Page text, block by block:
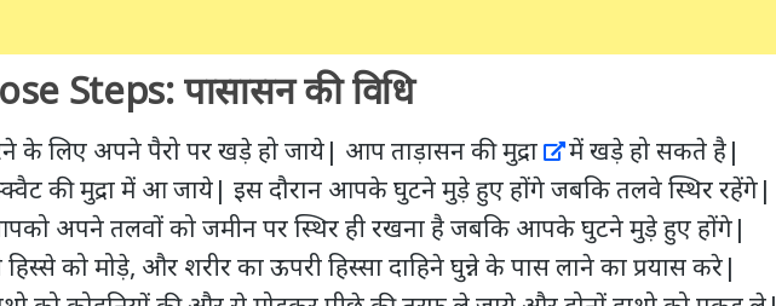
Steps: पासासन की विधि
के लिए अपने पैरो पर खड़े हो जाये| आपताड़ासन की मुद्रा
में खड़े हो सकते है|
की मुद्रा में आ जाये| इस दौरान आपके घुटने मुड़े हुए होंगे जबकि तलवे स्थिर रहेंगे|
अपने तलवों को जमीन पर स्थिर ही रखना है जबकि आपके घुटने मुड़े हुए होंगे|
को मोड़े, और शरीर का ऊपरी हिस्सा दाहिने घुन्ने के पास लाने का प्रयास करे|